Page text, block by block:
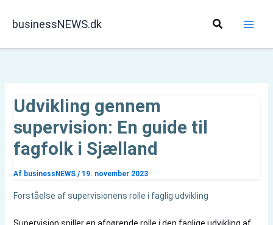
businessNEWS.dk Søg
Udvikling gennem
supervision: En guide til
fagfolk i Sjælland
Af businessNEWS / 19. november 2023
Forståelse af supervisionens rolle i faglig udvikling